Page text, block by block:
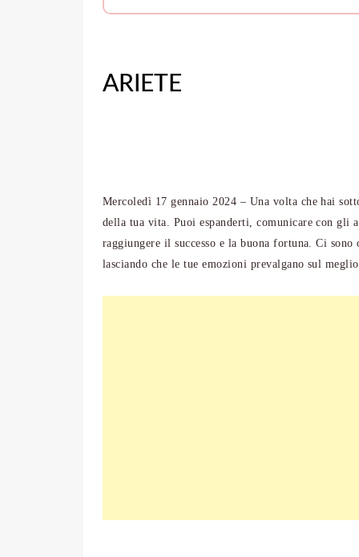
ARIETE
Mercoledì 17 gennaio 2024 – Una volta che hai
della tua vita. Puoi espanderti, comunicare con gli
raggiungere il successo e la buona fortuna.Ci sono
lasciando che le tue emozioni prevalgano sul